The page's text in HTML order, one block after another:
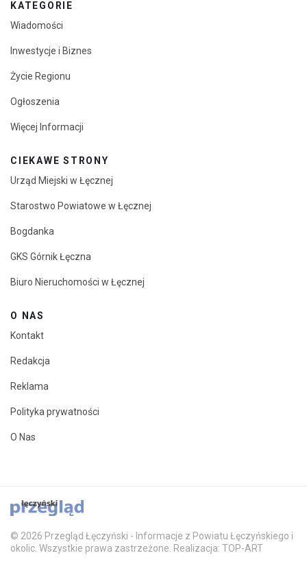
KATEGORIE
Wiadomości
Inwestycje i Biznes
Życie Regionu
Ogłoszenia
Więcej Informacji
CIEKAWE STRONY
Urząd Miejski w Łęcznej
Starostwo Powiatowe w Łęcznej
Bogdanka
GKS Górnik Łęczna
Biuro Nieruchomości w Łęcznej
O NAS
Kontakt
Redakcja
Reklama
Polityka prywatności
O Nas
© 2026 Przegląd Łęczyński - Informacje z Powiatu Łęczyńskiego i
okolic. Wszystkie prawa zastrzeżone. Realizacja: TOP-ART